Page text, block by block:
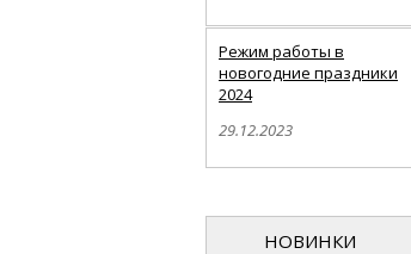
Режим работы в
новогодние праздники
2024
29.12.2023
НОВИНКИ